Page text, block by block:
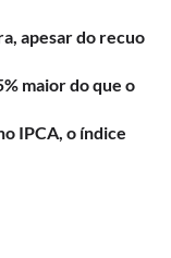
apesar do recuo
maior do que o
IPCA, o índice